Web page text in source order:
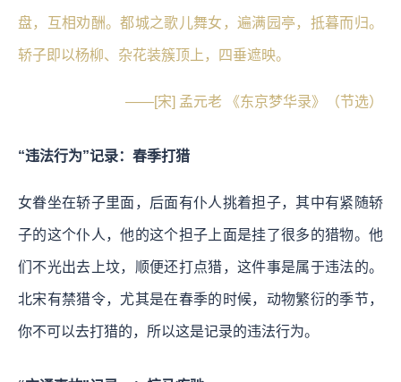
盘，互相劝酬。都城之歌儿舞女，遍满园亭，抵暮而归。
轿子即以杨柳、杂花装簇顶上，四垂遮映。
——[宋] 孟元老 《东京梦华录》（节选）
“违法行为”记录：春季打猎
女眷坐在轿子里面，后面有仆人挑着担子，其中有紧随轿
子的这个仆人，他的这个担子上面是挂了很多的猎物。他
们不光出去上坟，顺便还打点猎，这件事是属于违法的。
北宋有禁猎令，尤其是在春季的时候，动物繁衍的季节，
你不可以去打猎的，所以这是记录的违法行为。